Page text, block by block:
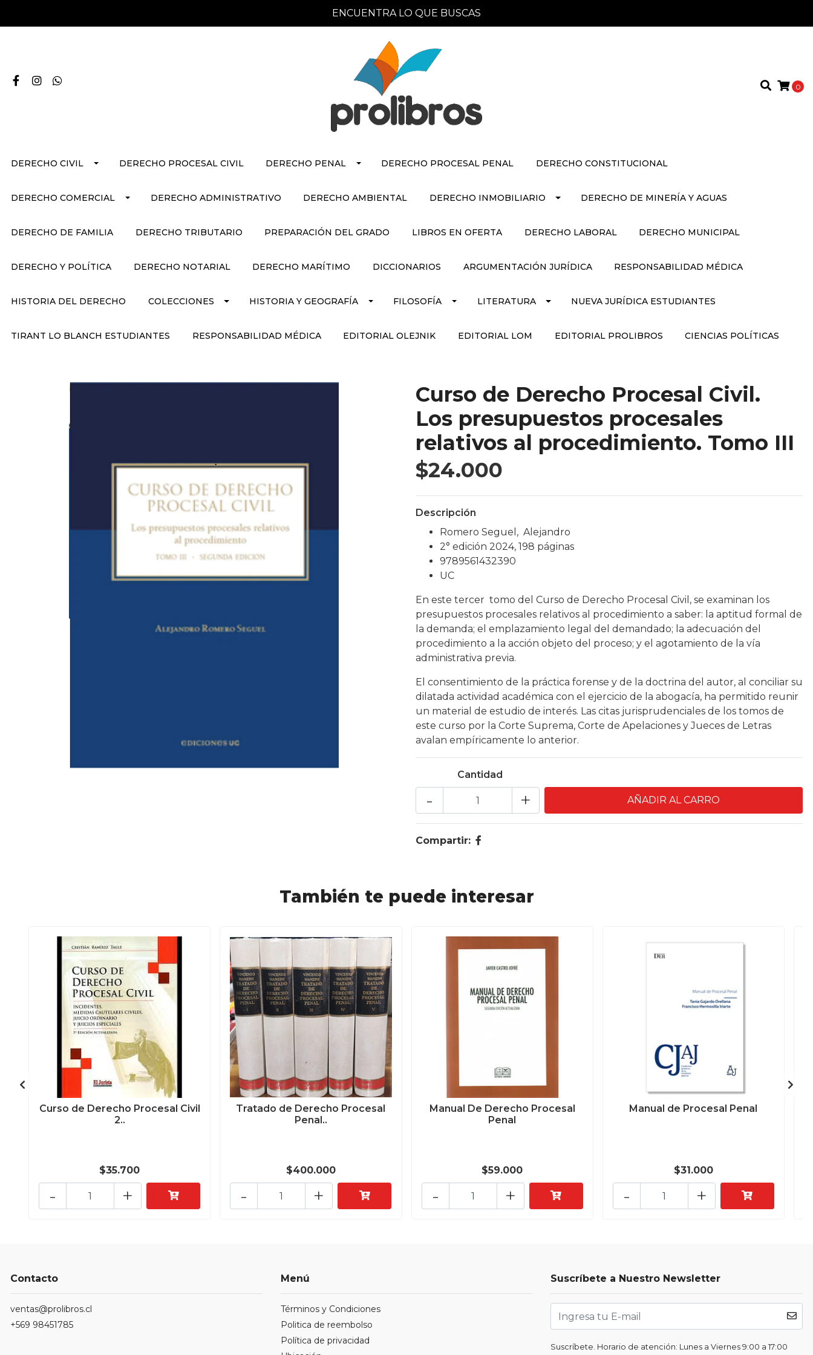
ENCUENTRA LO QUE BUSCAS
0
DERECHO CIVIL DERECHO PROCESAL CIVIL DERECHO PENAL DERECHO PROCESAL PENAL DERECHO CONSTITUCIONAL
DERECHO COMERCIAL DERECHO ADMINISTRATIVO DERECHO AMBIENTAL DERECHO INMOBILIARIO DERECHO DE MINERÍA Y AGUAS
DERECHO DE FAMILIA DERECHO TRIBUTARIO PREPARACIÓN DEL GRADO LIBROS EN OFERTA DERECHO LABORAL DERECHO MUNICIPAL
DERECHO Y POLÍTICA DERECHO NOTARIAL DERECHO MARÍTIMO DICCIONARIOS ARGUMENTACIÓN JURÍDICA RESPONSABILIDAD MÉDICA
HISTORIA DEL DERECHO COLECCIONES HISTORIA Y GEOGRAFÍA FILOSOFÍA LITERATURA NUEVA JURÍDICA ESTUDIANTES
TIRANT LO BLANCH ESTUDIANTES RESPONSABILIDAD MÉDICA EDITORIAL OLEJNIK EDITORIAL LOM EDITORIAL PROLIBROS CIENCIAS POLÍTICAS
Curso de Derecho Procesal Civil.
Los presupuestos procesales
relativos al procedimiento. Tomo III
$24.000
Descripción
Romero Seguel, Alejandro
2° edición 2024, 198 páginas
9789561432390
UC
En este tercer tomo del Curso de Derecho Procesal Civil, se examinan los
presupuestos procesales relativos al procedimiento a saber: la aptitud formal de
la demanda; el emplazamiento legal del demandado; la adecuación del
procedimiento a la acción objeto del proceso; y el agotamiento de la vía
administrativa previa.
El consentimiento de la práctica forense y de la doctrina del autor, al conciliar su
dilatada actividad académica con el ejercicio de la abogacía, ha permitido reunir
un material de estudio de interés. Las citas jurisprudenciales de los tomos de
este curso por la Corte Suprema, Corte de Apelaciones y Jueces de Letras
avalan empíricamente lo anterior.
Cantidad
+
-
Compartir:
También te puede interesar
Curso de Derecho Procesal Civil
2..
$35.700
+
-
Tratado de Derecho Procesal
Penal..
$400.000
+
-
Manual De Derecho Procesal
Penal
$59.000
+
-
Manual de Procesal Penal
$31.000
+
-
Contacto
ventas@prolibros.cl
+569 98451785
Menú
Términos y Condiciones
Politica de reembolso
Política de privacidad
Suscríbete a Nuestro Newsletter
Suscríbete. Horario de atención: Lunes a Viernes 9:00 a 17:00